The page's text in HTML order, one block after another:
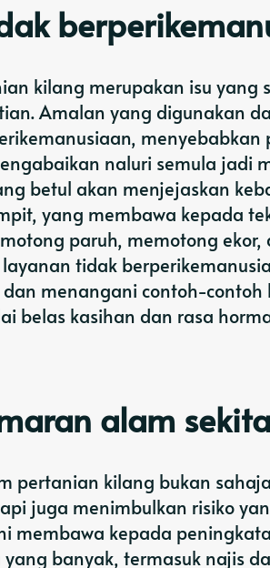
kilang merupakan isu yang
Amalan yang digunakan
menyebabkan
naluri semula jadi
betul akan menjejaskan
yang membawa kepada
paruh, memotong
tidak
menangani contoh-contoh
belas kasihan dan rasa
alam
pertanian kilang bukan
juga menimbulkan risiko
membawa kepada
banyak, termasuk najis